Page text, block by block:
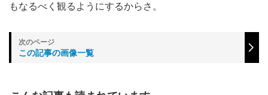
もなるべく観るようにするからさ。
この記事の画像一覧